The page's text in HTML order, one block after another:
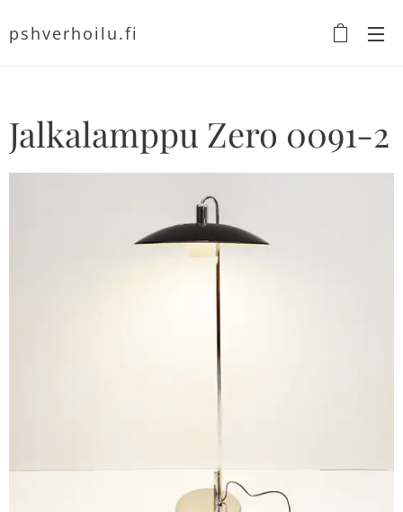
pshverhoilu.fi
Jalkalamppu Zero 0091-2